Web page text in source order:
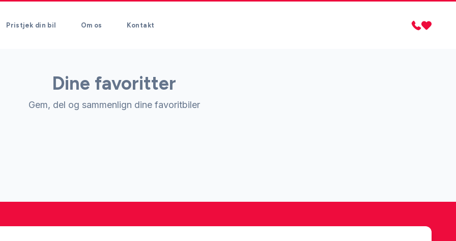
Pristjek din bil Om os Kontakt
Dine favoritter
Gem, del og sammenlign dine favoritbiler